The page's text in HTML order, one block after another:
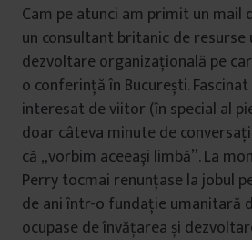
Cam pe atunci am primit un mail
un consultant britanic de resurse
dezvoltare organizațională pe
o conferință în București.
interesat de viitor (în special al
doar câteva minute de
că „vorbim aceeași limbă”. La
Perry tocmai renunțase la jobul
de ani într-o fundație umanitară
ocupase de învățarea și